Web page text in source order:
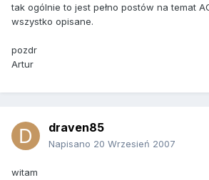
tak ogólnie to jest pełno postów na temat
wszystko opisane.
pozdr
Artur
draven85
Napisano 20 Wrzesień 2007
witam